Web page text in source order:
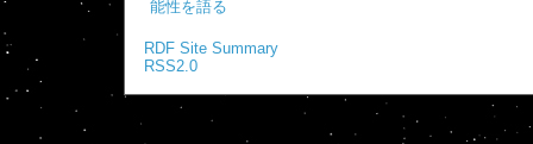
能性を語る
RDF Site Summary
RSS2.0